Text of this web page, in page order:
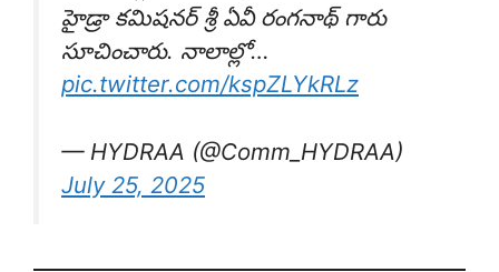
హైడ్రా క‌మిష‌న‌ర్ శ్రీ ఏవీ రంగ‌నాథ్ గారు
సూచించారు. నాలాల్లో…
pic.twitter.com/kspZLYkRLz
— HYDRAA (@Comm_HYDRAA)
July 25, 2025